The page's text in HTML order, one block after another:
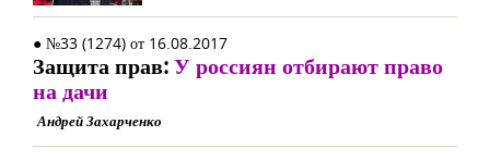
● №33 (1274) от 16.08.2017
Защита прав:У россиян отбирают право
на дачи
Андрей Захарченко